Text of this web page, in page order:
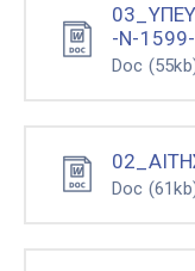
-Ν-
Doc
Doc